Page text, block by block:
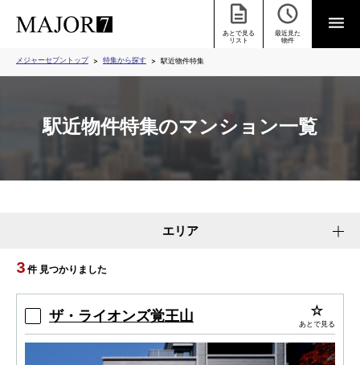
あとで見る
リスト
最近見た
物件
メジャーセブントップ 特集から探す 駅近物件特集
駅近物件特集のマンション一覧
エリア
3 件 見つかりました
ザ・ライオンズ覚王山 あとで見る